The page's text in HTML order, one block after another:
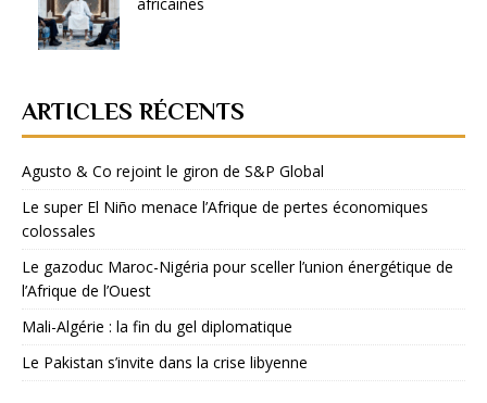
ARTICLES RÉCENTS
Agusto & Co rejoint le giron de S&P Global
Le super El Niño menace l’Afrique de pertes économiques
colossales
Le gazoduc Maroc-Nigéria pour sceller l’union énergétique de
l’Afrique de l’Ouest
Mali-Algérie : la fin du gel diplomatique
Le Pakistan s’invite dans la crise libyenne